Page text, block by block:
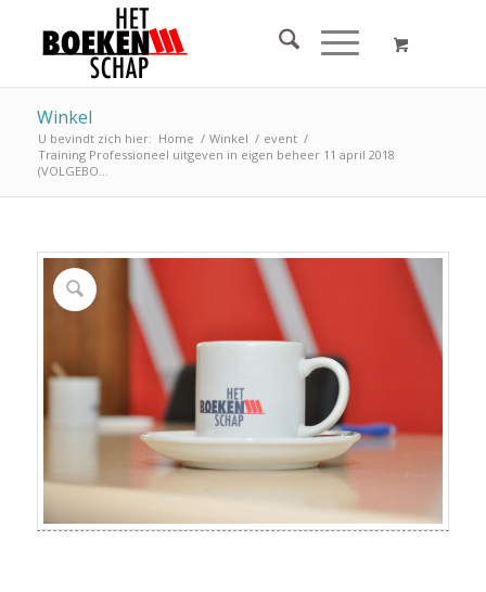
Winkel
U bevindt zich hier: Home / Winkel / event /
Training Professioneel uitgeven in eigen beheer 11 april 2018
(VOLGEBO...